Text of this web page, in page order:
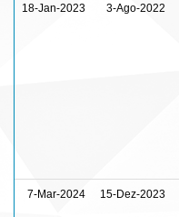
18-Jan-2023 3-Ago-2022
7-Mar-2024 15-Dez-2023